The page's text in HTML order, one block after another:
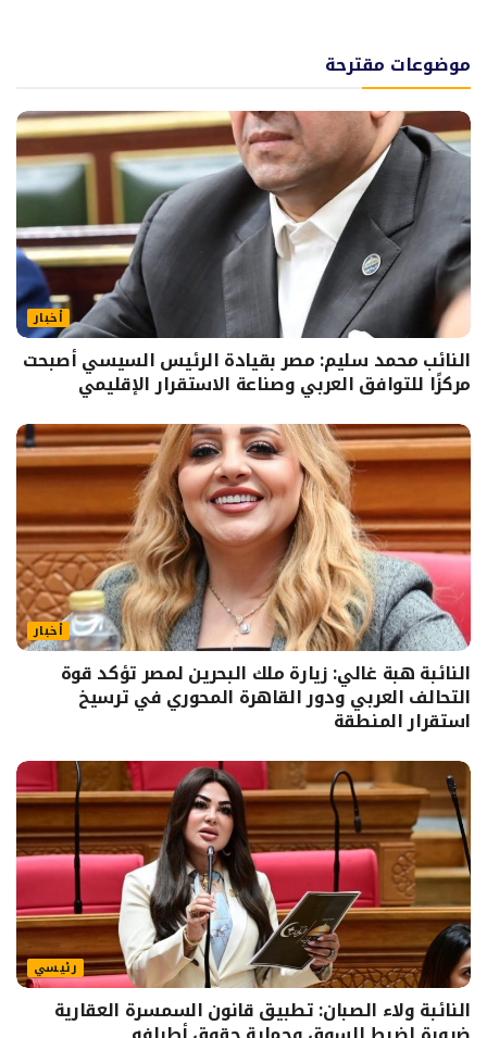
موضوعات مقترحة
أخبار
النائب محمد سليم: مصر بقيادة الرئيس السيسي أصبحت
مركزًا للتوافق العربي وصناعة الاستقرار الإقليمي
أخبار
النائبة هبة غالي: زيارة ملك البحرين لمصر تؤكد قوة
التحالف العربي ودور القاهرة المحوري في ترسيخ
استقرار المنطقة
رئيسي
النائبة ولاء الصبان: تطبيق قانون السمسرة العقارية